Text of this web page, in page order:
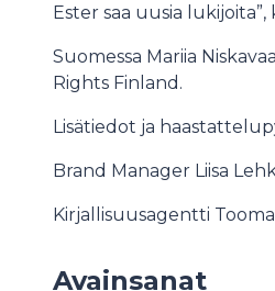
Ester saa uusia lukijoita”,
Suomessa Mariia
Rights Finland.
Lisätiedot ja
Brand Manager Liisa
Kirjallisuusagentti
Avainsanat